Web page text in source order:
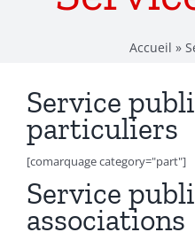
Accueil »
Service
particuliers
[comarquage category="part"]
Service
associations